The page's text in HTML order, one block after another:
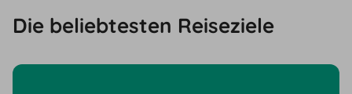
Die beliebtesten Reiseziele